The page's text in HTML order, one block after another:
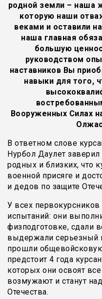
родной земли – наша
которую наши
веками и оставили
наша главная
большую
руководством
наставников Вы
навыки для того,
Вооруженных Силах
В ответном слове
Нурбол Даулет
родных и близких, что
военной присяге и
и дедов по защите
У всех
испытаний: они
физподготовке, сдали
выдержали серьезный
прошли
предстоит 4 года
которых они освоят
возмужают и станут
Отечества.